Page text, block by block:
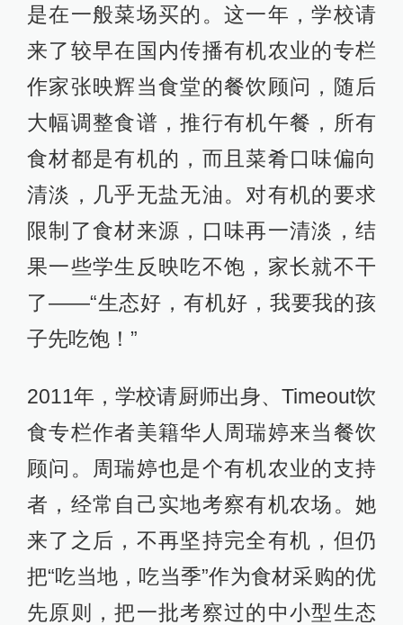
是在一般菜场买的。这一年，学校请
来了较早在国内传播有机农业的专栏
作家张映辉当食堂的餐饮顾问，随后
大幅调整食谱，推行有机午餐，所有
食材都是有机的，而且菜肴口味偏向
清淡，几乎无盐无油。对有机的要求
限制了食材来源，口味再一清淡，结
果一些学生反映吃不饱，家长就不干
了——“生态好，有机好，我要我的孩
子先吃饱！”
2011年，学校请厨师出身、Timeout饮
食专栏作者美籍华人周瑞婷来当餐饮
顾问。周瑞婷也是个有机农业的支持
者，经常自己实地考察有机农场。她
来了之后，不再坚持完全有机，但仍
把“吃当地，吃当季”作为食材采购的优
先原则，把一批考察过的中小型生态